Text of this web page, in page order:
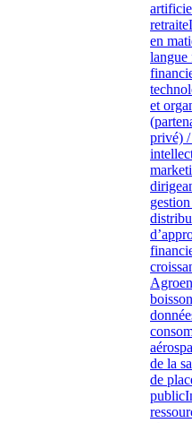
retraite
en
langue
et
privé)
de la
de
public